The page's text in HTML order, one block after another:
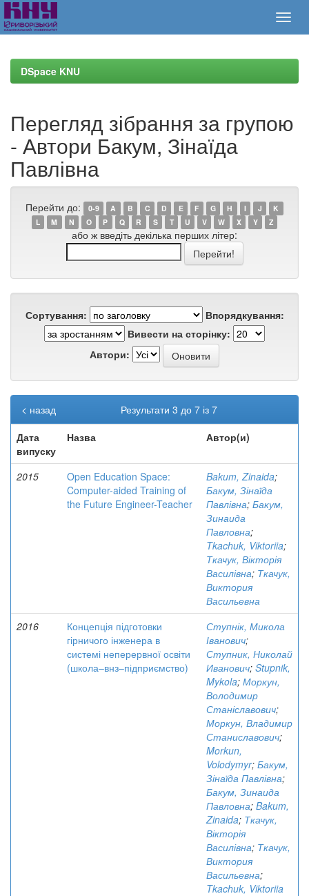
navigationDSpace KNU
Перегляд зібрання за групою
- Автори Бакум, Зінаїда
Павлівна
Перейти до: 0-9 A B C D E F G H I J
K
L
M N O P Q R S T U V W X Y Z
або ж введіть декілька перших літер:
Сортування:
Впорядкування:
Вивести на сторінку:
Автори:
Результати 3 до 7 із 7
< назад
Дата
випуску
Назва Автор(и)
2015
Open Education Space:
Computer-aided Training of
the Future Engineer-Teacher
Bakum, Zinaida;
Бакум, Зінаїда
Павлівна; Бакум,
Зинаида
Павловна;
Tkachuk, Viktoriia;
Ткачук, Вікторія
Василівна; Ткачук,
Виктория
Васильевна
2016
Концепція підготовки
гірничого інженера в
системі неперервної освіти
(школа–внз–підприємство)
Ступнік, Микола
Іванович;
Ступник, Николай
Иванович; Stupnik,
Mykola; Моркун,
Володимир
Станіславович;
Моркун, Владимир
Станиславович;
Morkun,
Volodymyr; Бакум,
Зінаїда Павлівна;
Бакум, Зинаида
Павловна; Bakum,
Zinaida; Ткачук,
Вікторія
Василівна; Ткачук,
Виктория
Васильевна;
Tkachuk, Viktoriia